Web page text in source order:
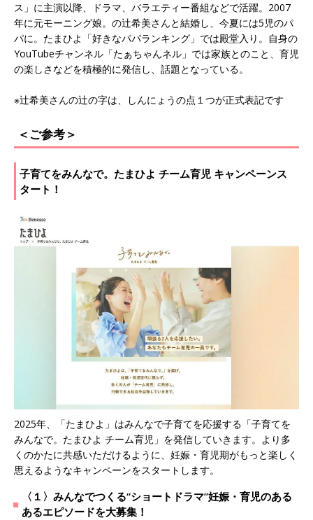
ス」に主演以降、ドラマ、バラエティー番組などで活躍。2007
年に元モーニング娘。の辻希美さんと結婚し、今夏には5児のパ
パに。たまひよ「好きなパパランキング」では殿堂入り。自身の
YouTubeチャンネル「たぁちゃんネル」では家族とのこと、育児
の楽しさなどを積極的に発信し、話題となっている。
※辻希美さんの辻の字は、しんにょうの点１つが正式表記です
＜ご参考＞
子育てをみんなで。たまひよ チーム育児 キャンペーンス
タート！
2025年、「たまひよ」はみんなで子育てを応援する「子育てを
みんなで。たまひよ チーム育児」を発信していきます。より多
くのかたに共感いただけるように、妊娠・育児期がもっと楽しく
思えるようなキャンペーンをスタートします。
〈１〉みんなでつくる“ショートドラマ”妊娠・育児のある
あるエピソードを大募集！